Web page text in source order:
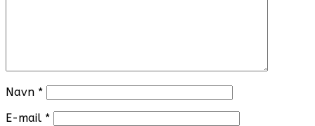
Navn *
E-mail *